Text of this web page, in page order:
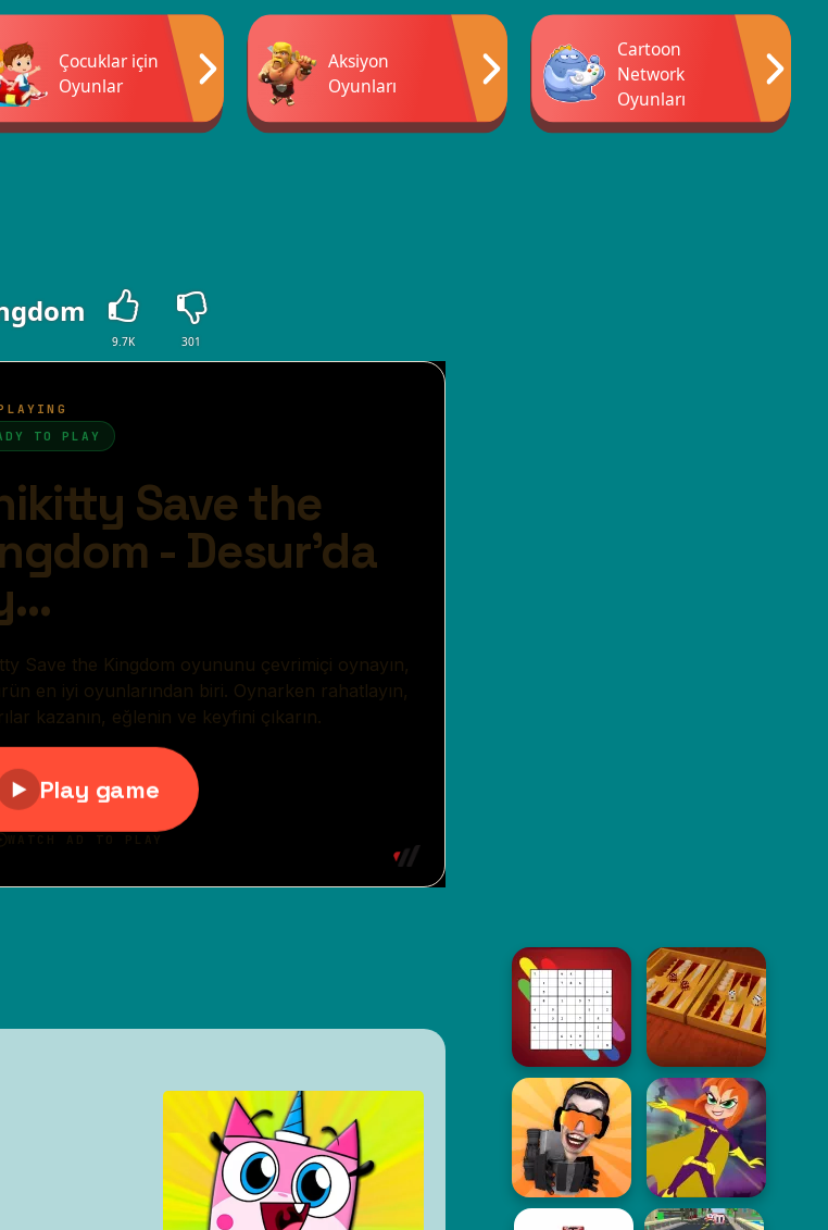
Çocuklar için
Oyunlar
Aksiyon
Oyunları
Cartoon
Network
Oyunları
9.7K 301